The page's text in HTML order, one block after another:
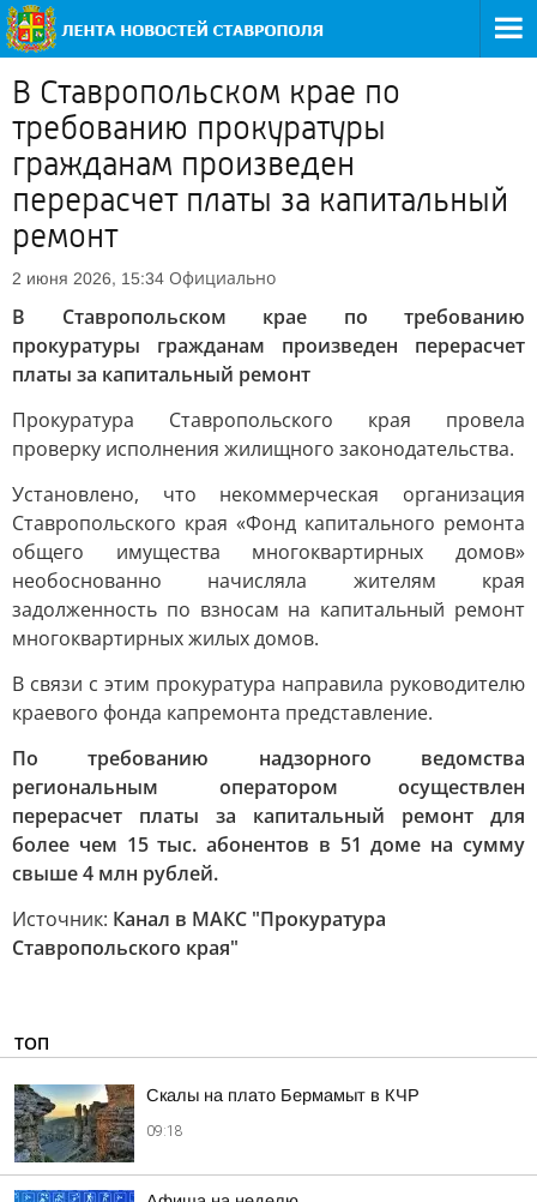
В Ставропольском крае по
требованию прокуратуры
гражданам произведен
перерасчет платы за капитальный
ремонт
2 июня 2026, 15:34 Официально
В Ставропольском крае по требованию
прокуратуры гражданам произведен перерасчет
платы за капитальный ремонт
Прокуратура Ставропольского края провела
проверку исполнения жилищного законодательства.
Установлено, что некоммерческая организация
Ставропольского края «Фонд капитального ремонта
общего имущества многоквартирных домов»
необоснованно начисляла жителям края
задолженность по взносам на капитальный ремонт
многоквартирных жилых домов.
В связи с этим прокуратура направила руководителю
краевого фонда капремонта представление.
По требованию надзорного ведомства
региональным оператором осуществлен
перерасчет платы за капитальный ремонт для
более чем 15 тыс. абонентов в 51 доме на сумму
свыше 4 млн рублей.
Источник: Канал в МАКС "Прокуратура
Ставропольского края"
ТОП
Скалы на плато Бермамыт в КЧР
09:18